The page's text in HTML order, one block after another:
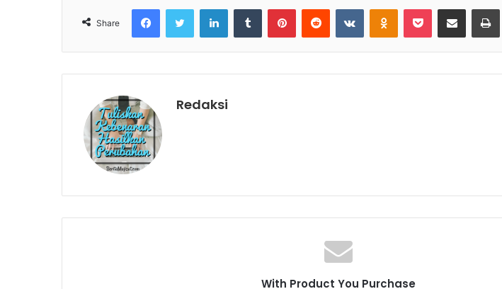
Share
Redaksi
With Product You Purchase